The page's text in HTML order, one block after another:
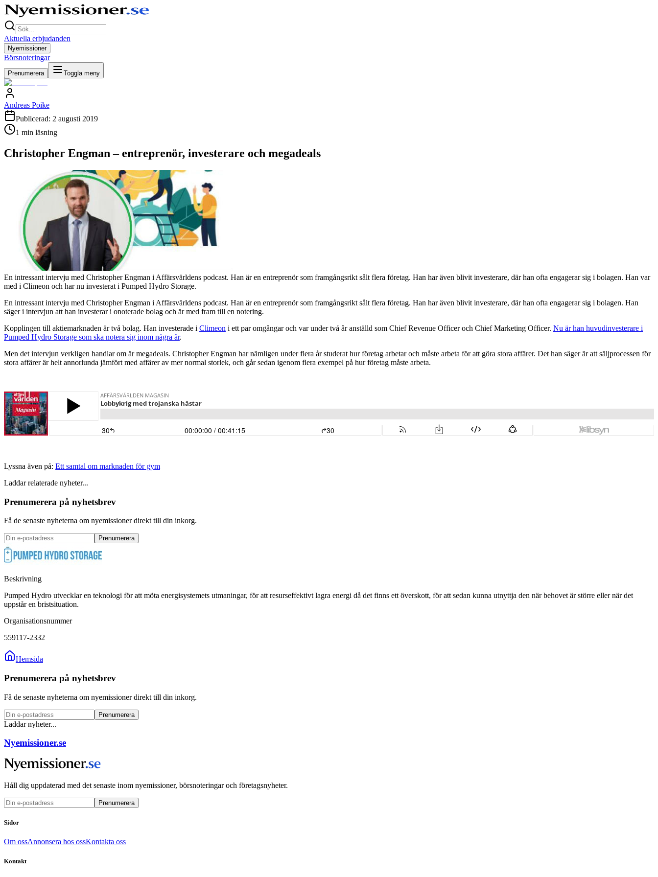
Aktuella erbjudanden
Nyemissioner
Börsnoteringar
Prenumerera Toggla meny
Andreas Poike
Publicerad: 2 augusti 2019
1 min läsning
Christopher Engman – entreprenör, investerare och megadeals
En intressant intervju med Christopher Engman i Affärsvärldens podcast. Han är en entreprenör som framgångsrikt sålt flera företag. Han har även blivit investerare, där han ofta engagerar sig i bolagen. Han var
med i Climeon och har nu investerat i Pumped Hydro Storage.
En intressant intervju med Christopher Engman i Affärsvärldens podcast. Han är en entreprenör som framgångsrikt sålt flera företag. Han har även blivit investerare, där han ofta engagerar sig i bolagen. Han
säger i intervjun att han investerar i onoterade bolag och är med fram till en notering.
Kopplingen till aktiemarknaden är två bolag. Han investerade i Climeon i ett par omgångar och var under två år anställd som Chief Revenue Officer och Chief Marketing Officer. Nu är han huvudinvesterare i
Pumped Hydro Storage som ska notera sig inom några år.
Men det intervjun verkligen handlar om är megadeals. Christopher Engman har nämligen under flera år studerat hur företag arbetar och måste arbeta för att göra stora affärer. Det han säger är att säljprocessen för
stora affärer är helt annorlunda jämfört med affärer av mer normal storlek, och går sedan igenom flera exempel på hur företag måste arbeta.
Lyssna även på: Ett samtal om marknaden för gym
Laddar relaterade nyheter...
Prenumerera på nyhetsbrev
Få de senaste nyheterna om nyemissioner direkt till din inkorg.
Prenumerera
Beskrivning
Pumped Hydro utvecklar en teknologi för att möta energisystemets utmaningar, för att resurseffektivt lagra energi då det finns ett överskott, för att sedan kunna utnyttja den när behovet är större eller när det
uppstår en bristsituation.
Organisationsnummer
559117-2332
Hemsida
Prenumerera på nyhetsbrev
Få de senaste nyheterna om nyemissioner direkt till din inkorg.
Prenumerera
Laddar nyheter...
Nyemissioner.se
Håll dig uppdaterad med det senaste inom nyemissioner, börsnoteringar och företagsnyheter.
Prenumerera
Sidor
Om ossAnnonsera hos ossKontakta oss
Kontakt